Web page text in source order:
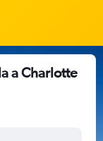
a Charlotte